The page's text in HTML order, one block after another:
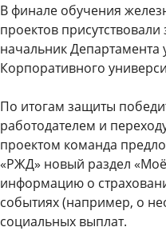
В финале обучения
проектов
начальник
Корпоративного
По итогам защиты
работодателем и
проектом команда
«РЖД» новый раздел «Моё
информацию о
событиях (например, о
социальных выплат.